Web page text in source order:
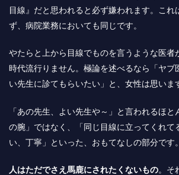
目線』だと思われると必ず嫌われます。これ
ず、病院業務においても同じです。
やたらと上から目線でものを言うような医者
時代流行りません。極論を述べるなら「ヤブ
い先生に診てもらいたい」と、女性は思いま
「あの先生、よい先生や～」と言われるほ
の腕」ではなく、「同じ目線に立ってくれて
い、丁寧」といった、おもてなしの部分です。
人はただでさえ馬鹿にされたくないもの。そ